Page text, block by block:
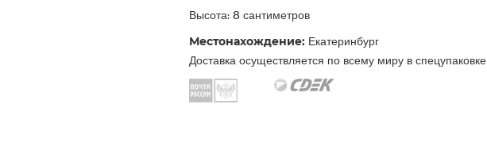
Высота: 8 сантиметров
Местонахождение: Екатеринбург
Доставка осуществляется по всему миру в спецупаковке